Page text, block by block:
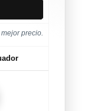
precio.